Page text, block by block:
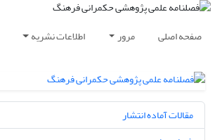
صفحه اصلی مرور اطلاعات نشریه
مقالات آماده انتشار